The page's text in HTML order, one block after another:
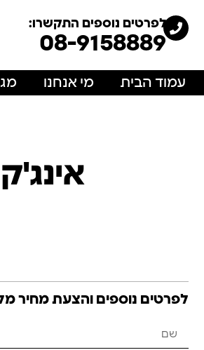
לפרטים נוספים התקשרו:
08-9158889
עמוד הבית מי אנחנו
לפרטים נוספים והצעת מחיר מלאו